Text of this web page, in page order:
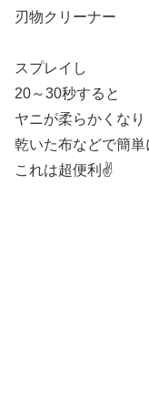
刃物クリーナー
スプレイし
20～30秒すると
ヤニが柔らかくなり
乾いた布などで簡単
これは超便利✌